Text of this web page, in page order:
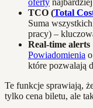
oferty
TCO (Total
Suma
pracy) –
Real-time alerts
Powiadomienia
które pozwalają
Te funkcje sprawiają,
tylko cena biletu, ale